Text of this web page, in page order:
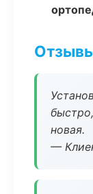
новая.
—